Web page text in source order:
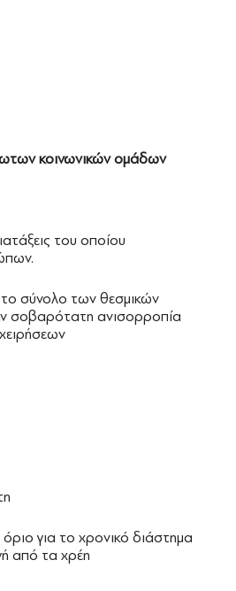
κοινωνικών ομάδων
του οποίου
το σύνολο των θεσμικών
σοβαρότατη ανισορροπία
για το χρονικό διάστημα
από τα χρέη